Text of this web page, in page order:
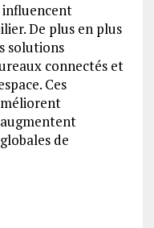
influencent
De plus en plus
solutions
connectés et
Ces
de